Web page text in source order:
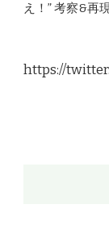
え！” 考察&再
https://